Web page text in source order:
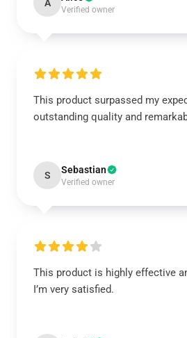
A
Verified owner
This product surpassed my
outstanding quality and
S Sebastian
Verified owner
This product is highly effective
I’m very satisfied.